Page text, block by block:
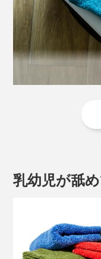
こだわりの素材は
（バンブーレーヨ
写真 左 フェイスタオル（
ーガニックコット
るで筆で描いた絵
乳幼児が舐